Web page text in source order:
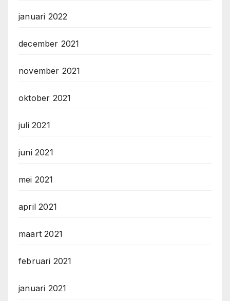
januari 2022
december 2021
november 2021
oktober 2021
juli 2021
juni 2021
mei 2021
april 2021
maart 2021
februari 2021
januari 2021